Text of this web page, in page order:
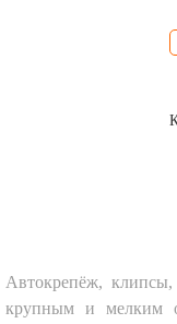
Автокрепёж,
крупным и мелким